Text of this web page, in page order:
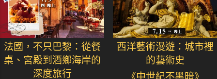
法國，不只巴黎：從餐
桌、宮殿到酒鄉海岸的
深度旅行
西洋藝術漫遊：城市裡
的藝術史
《中世紀不黑暗》